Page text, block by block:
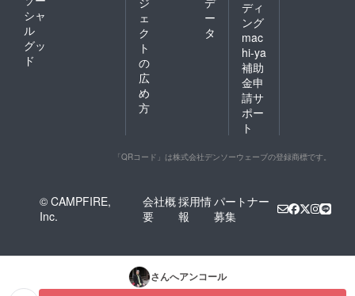
シャ
ル
グッ
ド
ェ
ク
ト
の
広
め
方
ー
タ
ディ
ング
mac
hi-ya
補助
金申
請サ
ポー
ト
「QRコード」は株式会社デンソーウェーブの登録商標です。
© CAMPFIRE,
Inc.
会社概
要
採用情
報
パートナー
募集
さんへアンコール